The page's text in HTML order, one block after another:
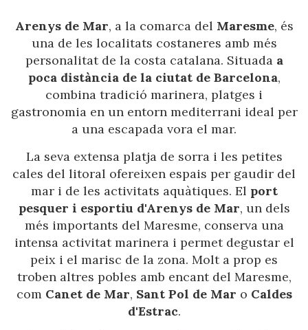
Arenys de Mar, a la comarca del Maresme, és
una de les localitats costaneres amb més
personalitat de la costa catalana. Situada a
poca distància de la ciutat de Barcelona,
combina tradició marinera, platges i
gastronomia en un entorn mediterrani ideal per
a una escapada vora el mar.
La seva extensa platja de sorra i les petites
cales del litoral ofereixen espais per gaudir del
mar i de les activitats aquàtiques. El port
pesquer i esportiu d'Arenys de Mar, un dels
més importants del Maresme, conserva una
intensa activitat marinera i permet degustar el
peix i el marisc de la zona. Molt a prop es
troben altres pobles amb encant del Maresme,
com Canet de Mar, Sant Pol de Mar o Caldes
d'Estrac.